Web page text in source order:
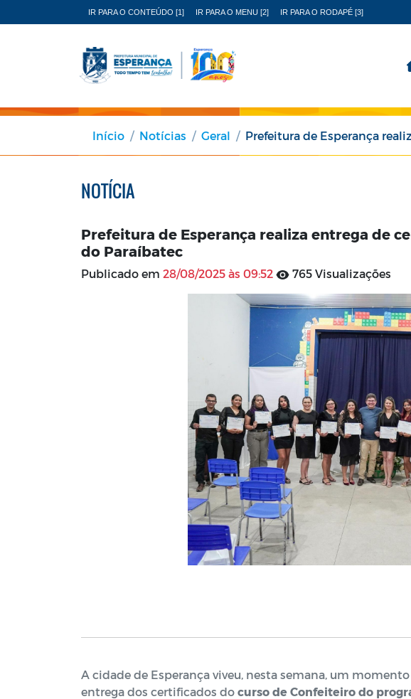
IR PARA O CONTEÚDO [1] IR PARA O MENU [2] IR PARA O RODAPÉ [3]
Início Notícias Geral Prefeitura de Esperança realiza entrega
NOTÍCIA
Prefeitura de Esperança realiza entrega de
do Paraíbatec
Publicado em 28/08/2025 às 09:52 765 Visualizações
A cidade de Esperança viveu, nesta semana, um
entrega dos certificados do curso de Confeiteiro do